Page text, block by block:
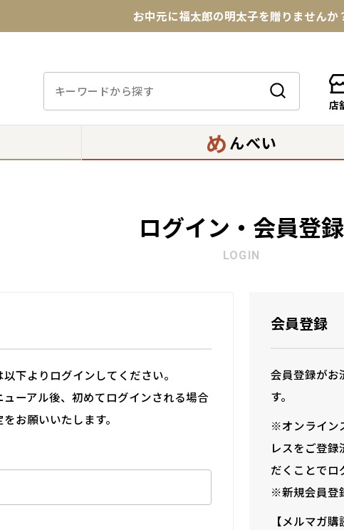
お中元に福太郎の明太子を贈りませんか
【色々な味を試したい方へ】ポストイン！め
送料全国一律770円！10,800円以上で送料店
め んべい
ログイン・会員登録
LOGIN
下よりログインしてください。
ーアル後、初めてログインされる場合
お願いいたします。
会員登録
会員登録がお
す。
※オンライン
レスをご登録
だくことでロ
※新規会員登
【メルマガ購